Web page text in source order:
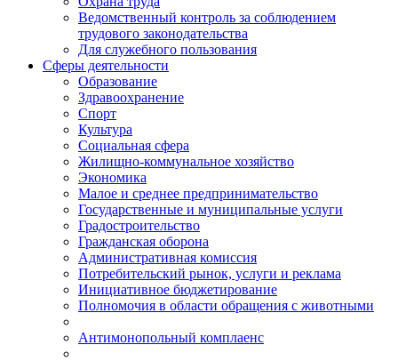
Ведомственный контроль за соблюдением
трудового законодательства
Для служебного пользования
Сферы деятельности
Образование
Здравоохранение
Спорт
Культура
Социальная сфера
Жилищно-коммунальное хозяйство
Экономика
Малое и среднее предпринимательство
Государственные и муниципальные услуги
Градостроительство
Гражданская оборона
Административная комиссия
Потребительский рынок, услуги и реклама
Инициативное бюджетирование
Полномочия в области обращения с животными
Антимонопольный комплаенс